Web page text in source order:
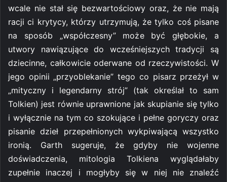
wcale nie stał się bezwartościowy oraz, że nie mają
racji ci krytycy, którzy utrzymują, że tylko coś pisane
na sposób „współczesny” może być głębokie, a
utwory nawiązujące do wcześniejszych tradycji są
dziecinne, całkowicie oderwane od rzeczywistości. W
jego opinii „przyoblekanie” tego co pisarz przeżył w
„mityczny i legendarny strój” (tak określał to sam
Tolkien) jest równie uprawnione jak skupianie się tylko
i wyłącznie na tym co szokujące i pełne goryczy oraz
pisanie dzieł przepełnionych wykpiwającą wszystko
ironią. Garth sugeruje, że gdyby nie wojenne
doświadczenia, mitologia Tolkiena wyglądałaby
zupełnie inaczej i mogłyby się w niej nie znaleźć